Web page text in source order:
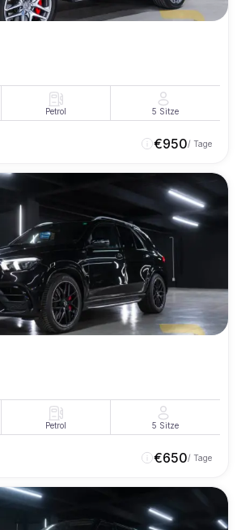
Petrol 5 Sitze
€950/ Tage
Petrol 5 Sitze
€650/ Tage